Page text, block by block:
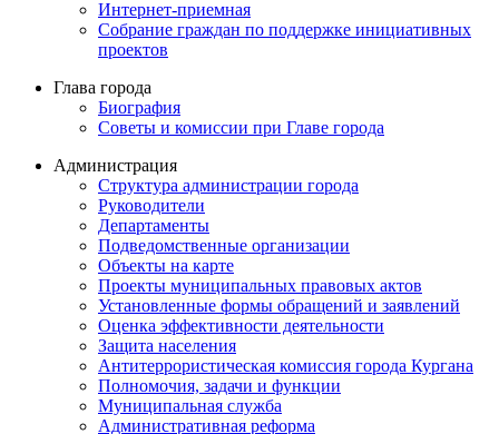
Интернет-приемная
Собрание граждан по поддержке инициативных
проектов
Глава города
Биография
Советы и комиссии при Главе города
Администрация
Структура администрации города
Руководители
Департаменты
Подведомственные организации
Объекты на карте
Проекты муниципальных правовых актов
Установленные формы обращений и заявлений
Оценка эффективности деятельности
Защита населения
Антитеррористическая комиссия города Кургана
Полномочия, задачи и функции
Муниципальная служба
Административная реформа